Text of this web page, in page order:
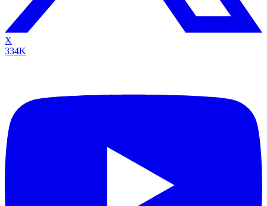
X
334K